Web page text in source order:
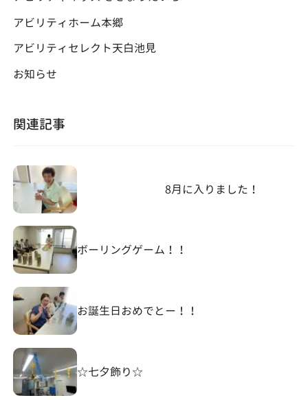
アビリティホーム本郷
アビリティセレクト天白池見
お知らせ
関連記事
8月に入りました！
ボーリングゲーム！！
お誕生日おめでとー！！
☆七夕飾り☆